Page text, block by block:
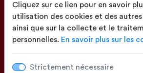
Cliquez sur ce lien pour en savoir
utilisation des cookies et des
ainsi que sur la collecte et le
personnelles. En savoir plus sur les
Strictement nécessaire
Livraison
sur toute la France